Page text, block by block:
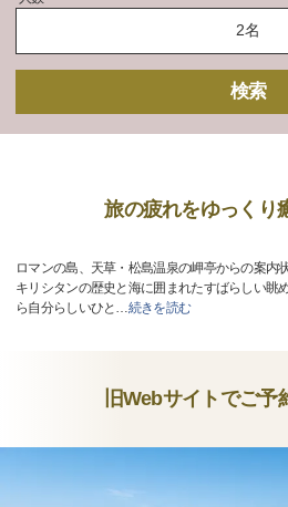
検索
旅の疲れをゆっくり
ロマンの島、天草・松島温泉の岬亭からの案内
キリシタンの歴史と海に囲まれたすばらしい眺
ら自分らしいひと …続きを読む
旧Webサイトでご予